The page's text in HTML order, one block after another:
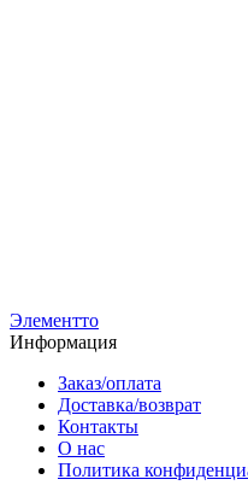
Элементто
Информация
Заказ/оплата
Доставка/возврат
Контакты
О нас
Политика